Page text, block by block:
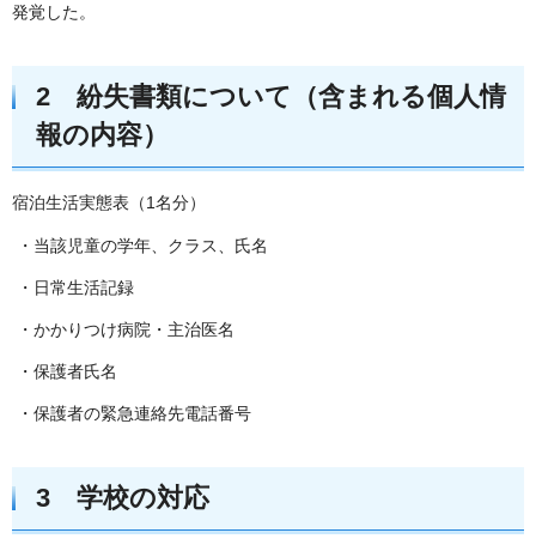
発覚した。
2 紛失書類について（含まれる個人情
報の内容）
宿泊生活実態表（1名分）
・当該児童の学年、クラス、氏名
・日常生活記録
・かかりつけ病院・主治医名
・保護者氏名
・保護者の緊急連絡先電話番号
3 学校の対応